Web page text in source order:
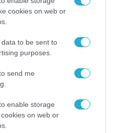
cookies on web or
to be sent to
purposes.
send me
enable storage
on web or
είναι να καταστήσει
με τεχνητή
όχι μόνο σε μεγάλες
σε μεσαίου και
οργανισμούς, μέσω
με υψηλό βαθμό
εποπτείας.
μπορεί να